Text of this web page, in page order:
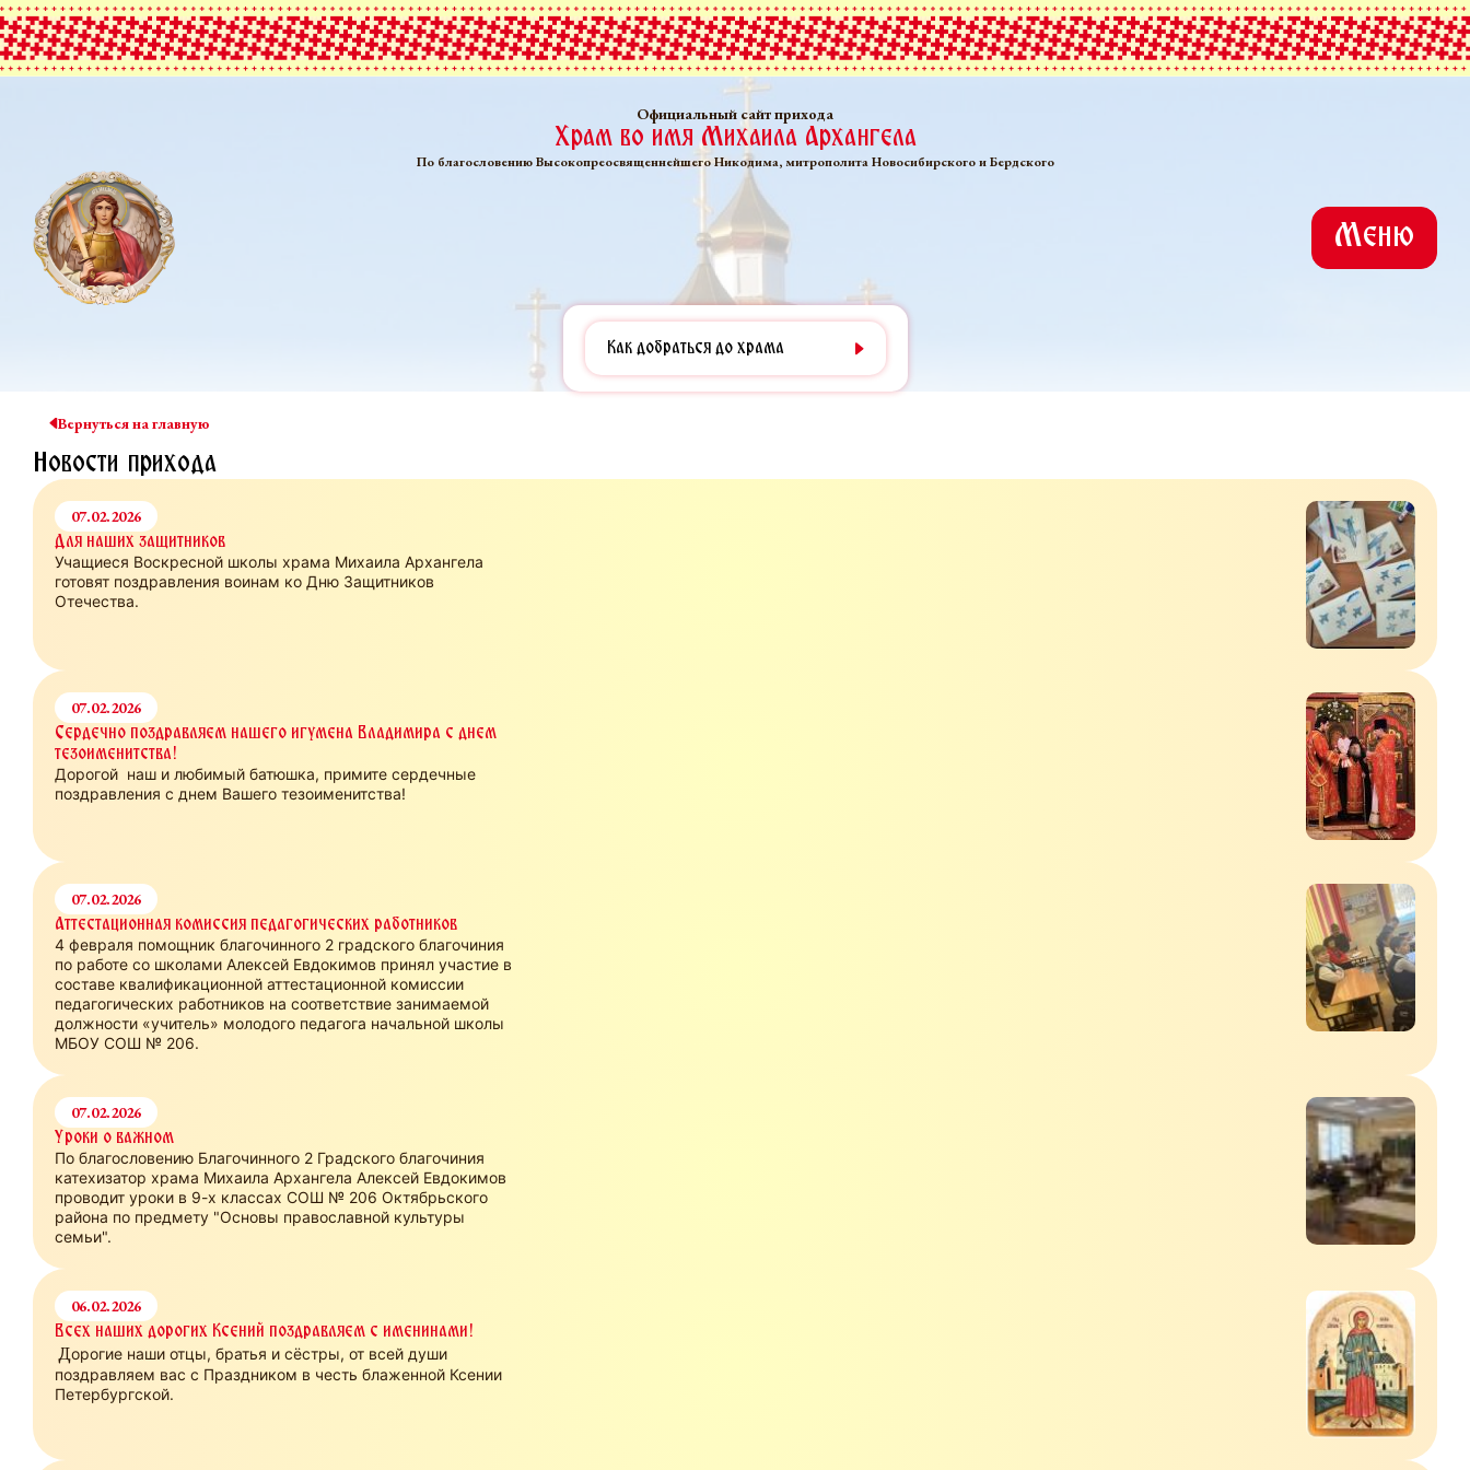
Официальный сайт прихода
Храм во имя Михаила Архангела
По благословению Высокопреосвященнейшего Никодима, митрополита Новосибирского и Бердского
Меню
Как добраться до храма
Вернуться на главную
Новости прихода
07.02.2026
Для наших защитников
Учащиеся Воскресной школы храма Михаила Архангела
готовят поздравления воинам ко Дню Защитников
Отечества.
07.02.2026
Сердечно поздравляем нашего игумена Владимира с днем
тезоименитства!
Дорогой наш и любимый батюшка, примите сердечные
поздравления с днем Вашего тезоименитства!
07.02.2026
Аттестационная комиссия педагогических работников
4 февраля помощник благочинного 2 градского благочиния
по работе со школами Алексей Евдокимов принял участие в
составе квалификационной аттестационной комиссии
педагогических работников на соответствие занимаемой
должности «учитель» молодого педагога начальной школы
МБОУ СОШ № 206.
07.02.2026
Уроки о важном
По благословению Благочинного 2 Градского благочиния
катехизатор храма Михаила Архангела Алексей Евдокимов
проводит уроки в 9-х классах СОШ № 206 Октябрьского
района по предмету "Основы православной культуры
семьи".
06.02.2026
Всех наших дорогих Ксений поздравляем с именинами!
Дорогие наши отцы, братья и сёстры, от всей души
поздравляем вас с Праздником в честь блаженной Ксении
Петербургской.